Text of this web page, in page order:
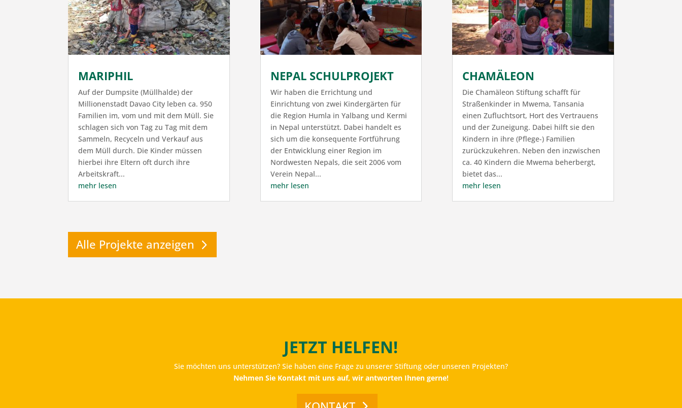
MARIPHIL
Auf der Dumpsite (Müllhalde) der
Millionenstadt Davao City leben ca. 950
Familien im, vom und mit dem Müll. Sie
schlagen sich von Tag zu Tag mit dem
Sammeln, Recyceln und Verkauf aus
dem Müll durch. Die Kinder müssen
hierbei ihre Eltern oft durch ihre
Arbeitskraft...
mehr lesen
NEPAL SCHULPROJEKT
Wir haben die Errichtung und
Einrichtung von zwei Kindergärten für
die Region Humla in Yalbang und Kermi
in Nepal unterstützt. Dabei handelt es
sich um die konsequente Fortführung
der Entwicklung einer Region im
Nordwesten Nepals, die seit 2006 vom
Verein Nepal...
mehr lesen
CHAMÄLEON
Die Chamäleon Stiftung schafft für
Straßenkinder in Mwema, Tansania
einen Zufluchtsort, Hort des Vertrauens
und der Zuneigung. Dabei hilft sie den
Kindern in ihre (Pflege-) Familien
zurückzukehren. Neben den inzwischen
ca. 40 Kindern die Mwema beherbergt,
bietet das...
mehr lesen
Alle Projekte anzeigen
JETZT HELFEN!
Sie möchten uns unterstützen? Sie haben eine Frage zu unserer Stiftung oder unseren Projekten?
Nehmen Sie Kontakt mit uns auf, wir antworten Ihnen gerne!